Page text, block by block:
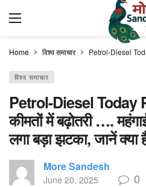
Home विश्व समाचार Petrol-Diesel
विश्व समाचार
Petrol-Diesel Today
कीमतों में बढ़ोतरी ….
लगा बड़ा झटका, जानें क्या
More Sandesh
June 20, 2025 0